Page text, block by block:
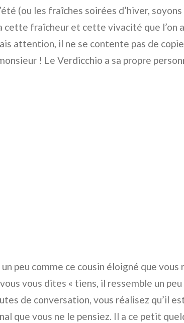
(ou les fraîches soirées d’hiver,
cette fraîcheur et cette vivacité que l’on
attention, il ne se contente pas de
! Le Verdicchio a sa propre
un peu comme ce cousin éloigné que vous
vous dites « tiens, il ressemble un peu
de conversation, vous réalisez qu’il
que vous ne le pensiez. Il a ce petit